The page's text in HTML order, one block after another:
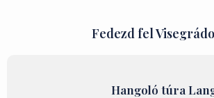
Fedezd fel
Hangoló túra